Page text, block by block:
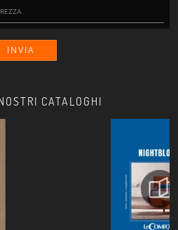
CATALOGHI
INVIA